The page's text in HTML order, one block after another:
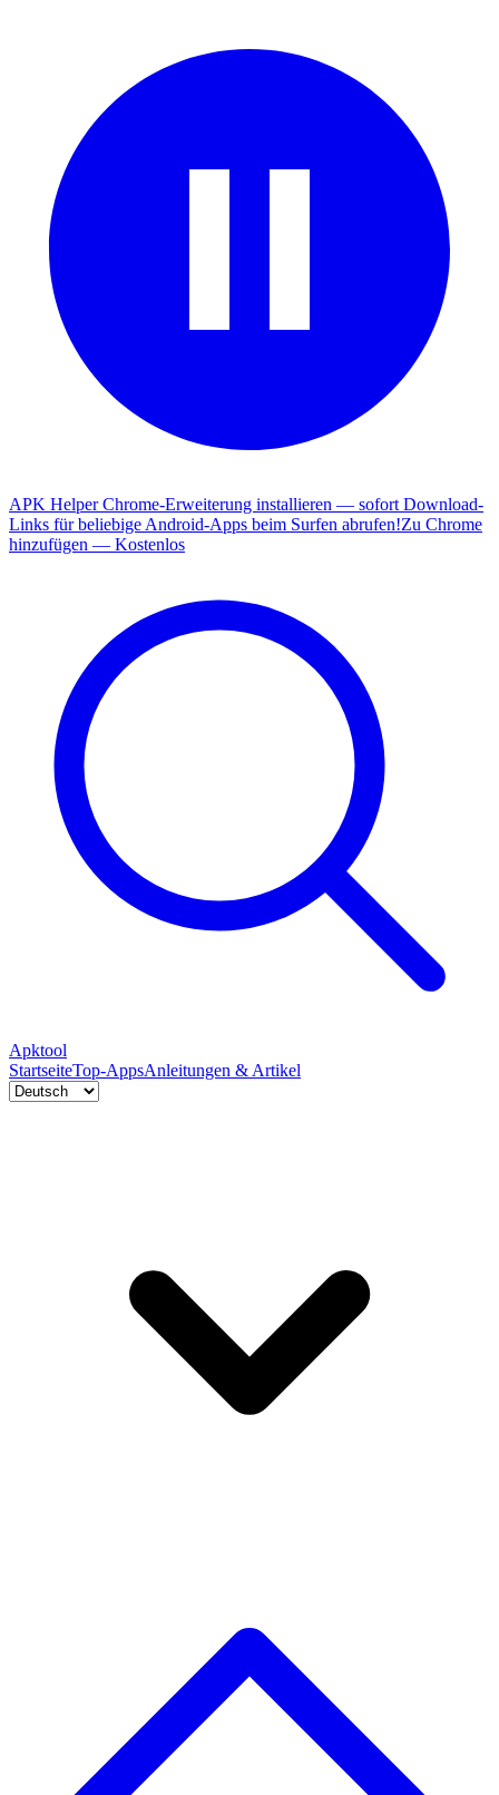
APK Helper Chrome-Erweiterung installieren — sofort Download-
Links für beliebige Android-Apps beim Surfen abrufen!Zu Chrome
hinzufügen — Kostenlos
Apktool
StartseiteTop-AppsAnleitungen & Artikel